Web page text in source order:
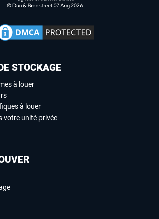
STOCKAGE
à louer
à louer
votre unité privée